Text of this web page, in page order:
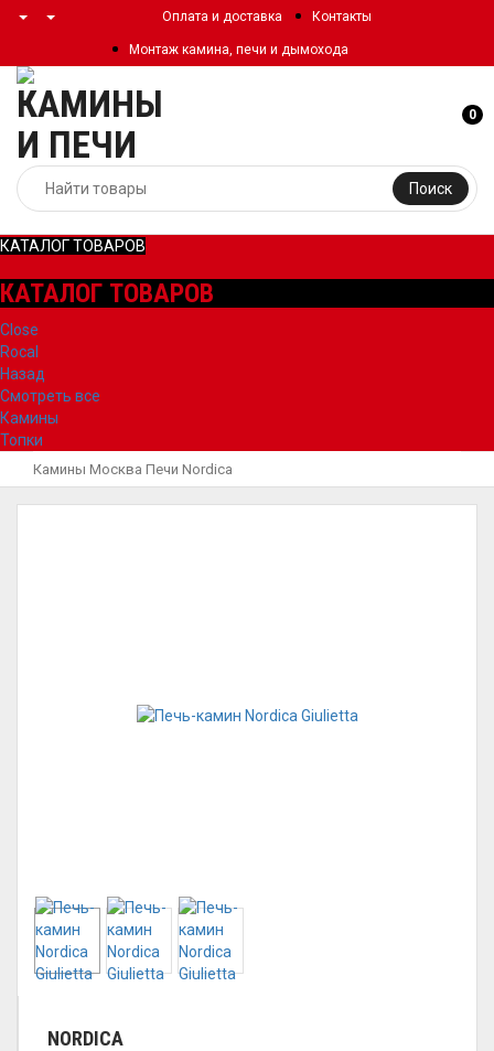
Оплата и доставка Контакты
Монтаж камина, печи и дымохода
Поиск
0
КАТАЛОГ ТОВАРОВ
КАТАЛОГ ТОВАРОВ
Close
Rocal
Назад
Смотреть все
Камины
Топки
Камины Москва Печи Nordica
NORDICA